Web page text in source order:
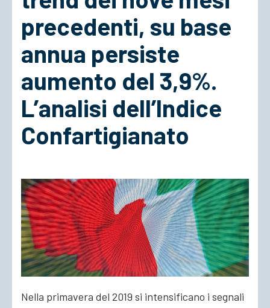
precedenti, su base
annua persiste
aumento del 3,9%.
L’analisi dell’Indice
Confartigianato
Nella primavera del 2019 si intensificano i segnali